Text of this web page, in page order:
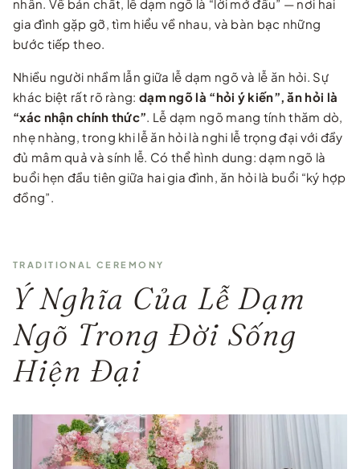
nhân. Về bản chất, lễ dạm ngõ là “lời mở đầu” — nơi hai
gia đình gặp gỡ, tìm hiểu về nhau, và bàn bạc những
bước tiếp theo.
Nhiều người nhầm lẫn giữa lễ dạm ngõ và lễ ăn hỏi. Sự
khác biệt rất rõ ràng: dạm ngõ là “hỏi ý kiến”, ăn hỏi là
“xác nhận chính thức”. Lễ dạm ngõ mang tính thăm dò,
nhẹ nhàng, trong khi lễ ăn hỏi là nghi lễ trọng đại với đầy
đủ mâm quả và sính lễ. Có thể hình dung: dạm ngõ là
buổi hẹn đầu tiên giữa hai gia đình, ăn hỏi là buổi “ký hợp
đồng”.
TRADITIONAL CEREMONY
Ý Nghĩa Của Lễ Dạm
Ngõ Trong Đời Sống
Hiện Đại